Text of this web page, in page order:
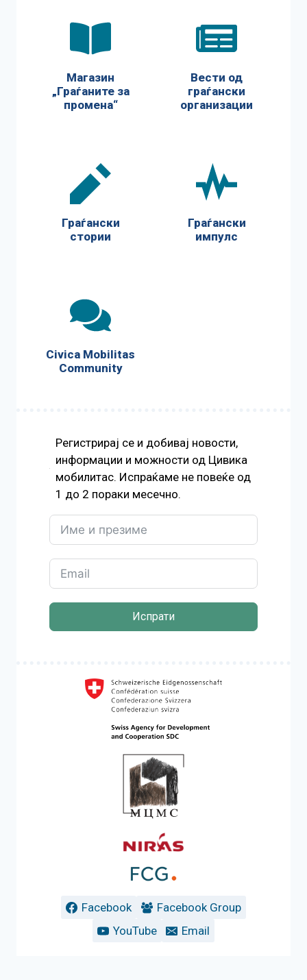
Магазин
„Граѓаните за
промена“
Вести од
граѓански
организации
Граѓански
стории
Граѓански
импулс
Civica Mobilitas
Community
Регистрирај се и добивај новости,
информации и можности од Цивика
мобилитас. Испраќаме не повеќе од
1 до 2 пораки месечно.
Испрати
Facebook
Facebook Group
YouTube
Email